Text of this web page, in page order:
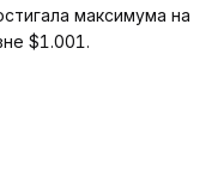
максимума на
$1.001.